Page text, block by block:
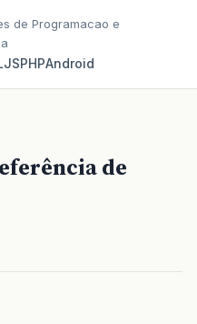
de Programacao e
JSPHPAndroid
de